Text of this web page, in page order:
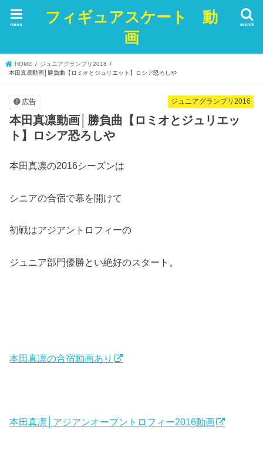
フィギュアスケート 動
画
search
menu
HOME
ジュニアグランプリ2016
本田真凛動画│勝負曲【ロミオとジュリエット】ロシア恐ろしや
ジュニアグランプリ2016
広告
本田真凛動画│勝負曲【ロミオとジュリエッ
ト】ロシア恐ろしや
本田真凛の2016シーズンは
シニアの合宿で幕を開けて
初戦はアジアントロフィーの
ジュニア部門優勝とい絶好のスタート。
本田真凛の合宿動画あり
本田真凛│アジアンオープントロフィー2016動画